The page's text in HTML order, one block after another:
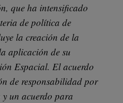
que ha intensificado
de política de
la creación de la
aplicación de su
Espacial. El acuerdo
de responsabilidad por
y un acuerdo para